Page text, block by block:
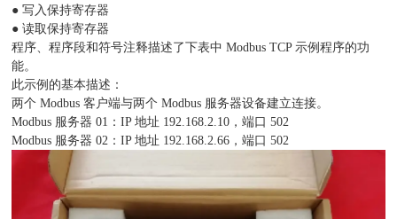
● 写入保持寄存器
● 读取保持寄存器
程序、程序段和符号注释描述了下表中 Modbus TCP 示例程序的功
能。
此示例的基本描述：
两个 Modbus 客户端与两个 Modbus 服务器设备建立连接。
Modbus 服务器 01：IP 地址 192.168.2.10，端口 502
Modbus 服务器 02：IP 地址 192.168.2.66，端口 502